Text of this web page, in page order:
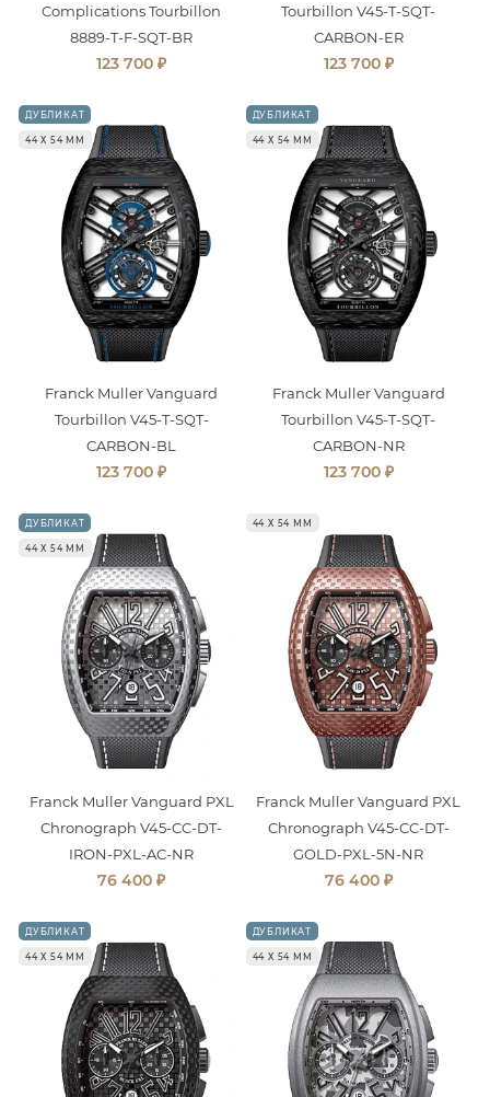
Complications Tourbillon
8889-T-F-SQT-BR
123 700 ₽
Tourbillon V45-T-SQT-
CARBON-ER
123 700 ₽
ДУБЛИКАТ
44 Х 54 ММ
Franck Muller Vanguard
Tourbillon V45-T-SQT-
CARBON-BL
123 700 ₽
ДУБЛИКАТ
44 Х 54 ММ
Franck Muller Vanguard
Tourbillon V45-T-SQT-
CARBON-NR
123 700 ₽
ДУБЛИКАТ
44 Х 54 ММ
Franck Muller Vanguard PXL
Chronograph V45-CC-DT-
IRON-PXL-AC-NR
76 400 ₽
44 Х 54 ММ
Franck Muller Vanguard PXL
Chronograph V45-CC-DT-
GOLD-PXL-5N-NR
76 400 ₽
ДУБЛИКАТ
44 Х 54 ММ
ДУБЛИКАТ
44 Х 54 ММ